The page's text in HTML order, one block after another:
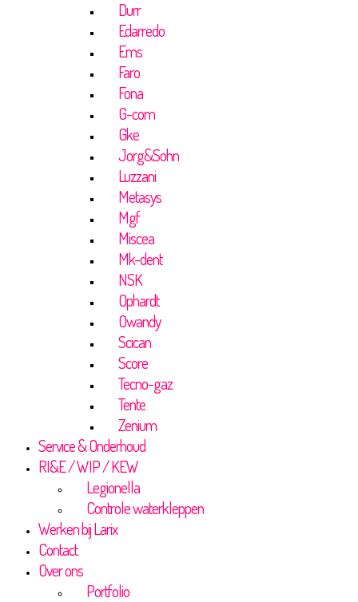
Durr
Edarredo
Ems
Faro
Fona
G-com
Gke
Jorg&Sohn
Luzzani
Metasys
Mgf
Miscea
Mk-dent
NSK
Ophardt
Owandy
Scican
Score
Tecno-gaz
Tente
Zenium
Service & Onderhoud
RI&E / WIP / KEW
Legionella
Controle waterkleppen
Werken bij Larix
Contact
Over ons
Portfolio